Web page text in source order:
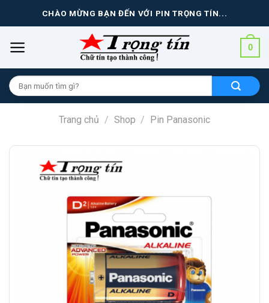
CHÀO MỪNG BẠN ĐẾN VỚI PIN TRỌNG TÍN...
0
Tìm
kiếm
cho:
Trang chủ / Shop / Pin Panasonic